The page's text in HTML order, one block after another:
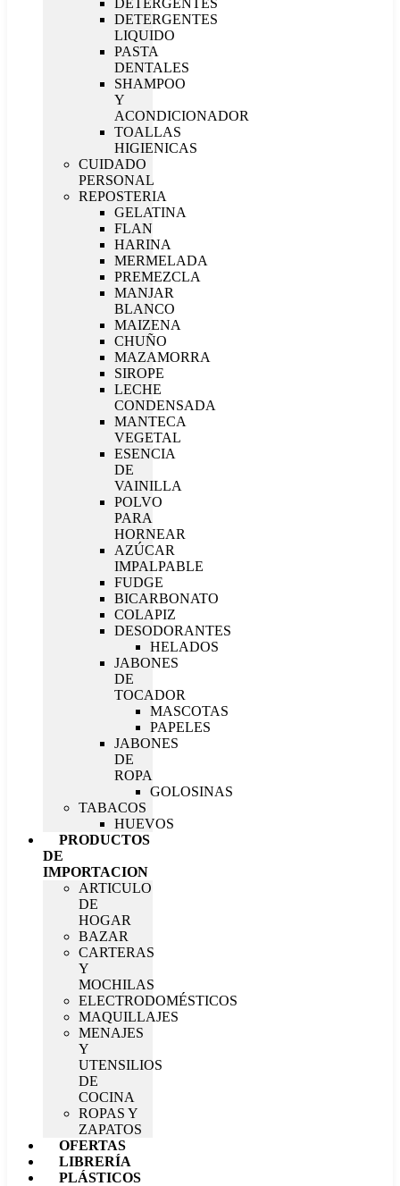
DETERGENTES
LIQUIDO
PASTA
DENTALES
SHAMPOO
Y
ACONDICIONADOR
TOALLAS
HIGIENICAS
CUIDADO
PERSONAL
REPOSTERIA
GELATINA
FLAN
HARINA
MERMELADA
PREMEZCLA
MANJAR
BLANCO
MAIZENA
CHUÑO
MAZAMORRA
SIROPE
LECHE
CONDENSADA
MANTECA
VEGETAL
ESENCIA
DE
VAINILLA
POLVO
PARA
HORNEAR
AZÚCAR
IMPALPABLE
FUDGE
BICARBONATO
COLAPIZ
DESODORANTES
HELADOS
JABONES
DE
TOCADOR
MASCOTAS
PAPELES
JABONES
DE
ROPA
GOLOSINAS
TABACOS
HUEVOS
PRODUCTOS
DE
IMPORTACION
ARTICULO
DE
HOGAR
BAZAR
CARTERAS
Y
MOCHILAS
ELECTRODOMÉSTICOS
MAQUILLAJES
MENAJES
Y
UTENSILIOS
DE
COCINA
ROPAS Y
ZAPATOS
OFERTAS
LIBRERÍA
PLÁSTICOS